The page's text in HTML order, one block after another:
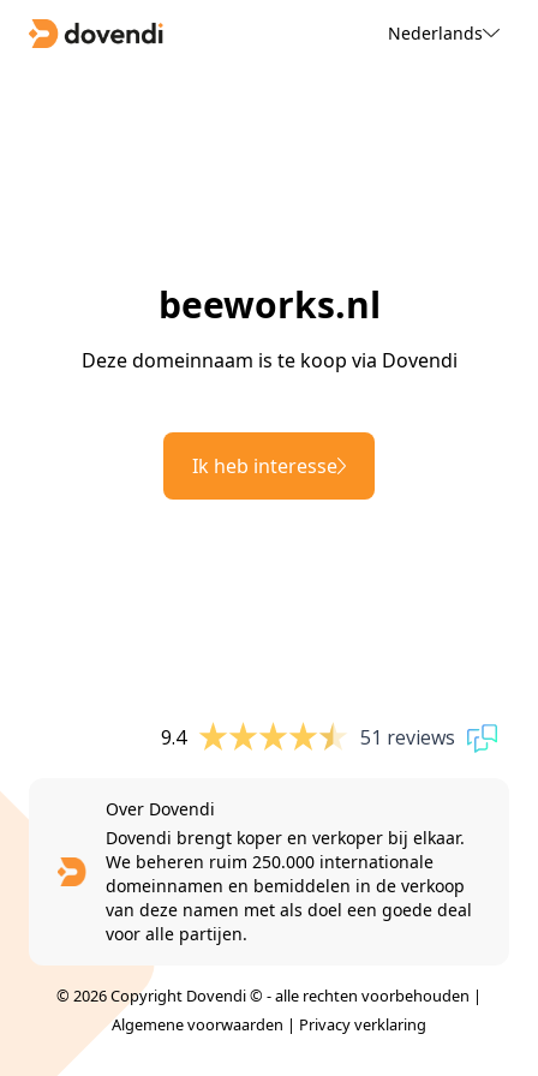
Nederlands
beeworks.nl
Deze domeinnaam is te koop via Dovendi
Ik heb interesse
9.4 51 reviews
Over Dovendi
Dovendi brengt koper en verkoper bij elkaar.
We beheren ruim 250.000 internationale
domeinnamen en bemiddelen in de verkoop
van deze namen met als doel een goede deal
voor alle partijen.
© 2026 Copyright Dovendi © - alle rechten voorbehouden |
Algemene voorwaarden | Privacy verklaring